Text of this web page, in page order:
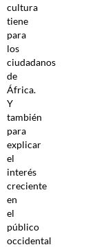
cultura
tiene
para
los
ciudadanos
de
África.
Y
también
para
explicar
el
interés
creciente
en
el
público
occidental